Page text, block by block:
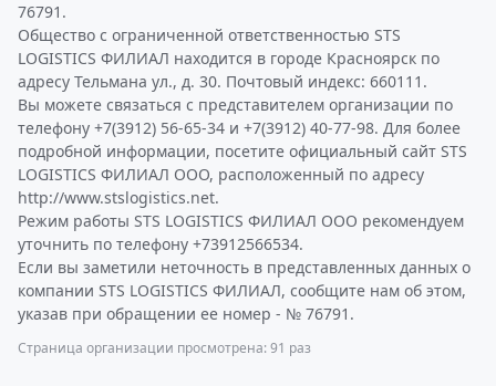
76791.
Общество с ограниченной ответственностью STS
LOGISTICS ФИЛИАЛ находится в городе Красноярск по
адресу Тельмана ул., д. 30. Почтовый индекс: 660111.
Вы можете связаться с представителем организации по
телефону +7(3912) 56-65-34 и +7(3912) 40-77-98. Для более
подробной информации, посетите официальный сайт STS
LOGISTICS ФИЛИАЛ ООО, расположенный по адресу
http://www.stslogistics.net.
Режим работы STS LOGISTICS ФИЛИАЛ ООО рекомендуем
уточнить по телефону +73912566534.
Если вы заметили неточность в представленных данных о
компании STS LOGISTICS ФИЛИАЛ, сообщите нам об этом,
указав при обращении ее номер - № 76791.
Страница организации просмотрена: 91 раз